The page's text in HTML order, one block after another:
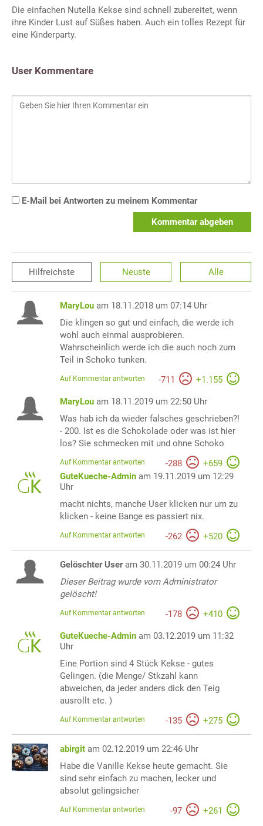
Die einfachen Nutella Kekse sind schnell zubereitet, wenn
ihre Kinder Lust auf Süßes haben. Auch ein tolles Rezept für
eine Kinderparty.
User Kommentare
E-Mail bei Antworten zu meinem Kommentar
Kommentar abgeben
Hilfreichste Neuste Alle
MaryLou am 18.11.2018 um 07:14 Uhr
Die klingen so gut und einfach, die werde ich
wohl auch einmal ausprobieren.
Wahrscheinlich werde ich die auch noch zum
Teil in Schoko tunken.
-711 +1.155
Auf Kommentar antworten
MaryLou am 18.11.2019 um 22:50 Uhr
Was hab ich da wieder falsches geschrieben?!
- 200. Ist es die Schokolade oder was ist hier
los? Sie schmecken mit und ohne Schoko
-288 +659
Auf Kommentar antworten
GuteKueche-Admin am 19.11.2019 um 12:29
Uhr
macht nichts, manche User klicken nur um zu
klicken - keine Bange es passiert nix.
-262 +520
Auf Kommentar antworten
Gelöschter User am 30.11.2019 um 00:24 Uhr
Dieser Beitrag wurde vom Administrator
gelöscht!
-178 +410
Auf Kommentar antworten
GuteKueche-Admin am 03.12.2019 um 11:32
Uhr
Eine Portion sind 4 Stück Kekse - gutes
Gelingen. (die Menge/ Stkzahl kann
abweichen, da jeder anders dick den Teig
ausrollt etc. )
-135 +275
Auf Kommentar antworten
abirgit am 02.12.2019 um 22:46 Uhr
Habe die Vanille Kekse heute gemacht. Sie
sind sehr einfach zu machen, lecker und
absolut gelingsicher
-97 +261
Auf Kommentar antworten